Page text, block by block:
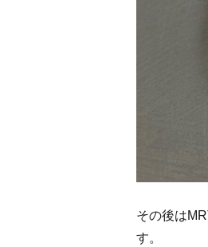
その後は
す。